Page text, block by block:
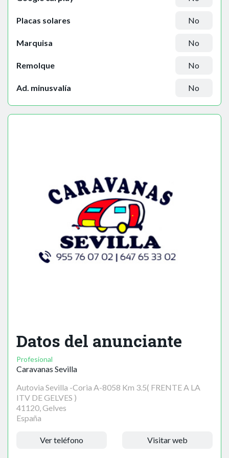
Placas solares No
Marquisa No
Remolque No
Ad. minusvalía No
Datos del anunciante
Profesional
Caravanas Sevilla
Autovia Sevilla -Coria A-8058 Km 3.5( FRENTE A LA
ITV DE GELVES )
41120, Gelves
España
Ver teléfono Visitar web